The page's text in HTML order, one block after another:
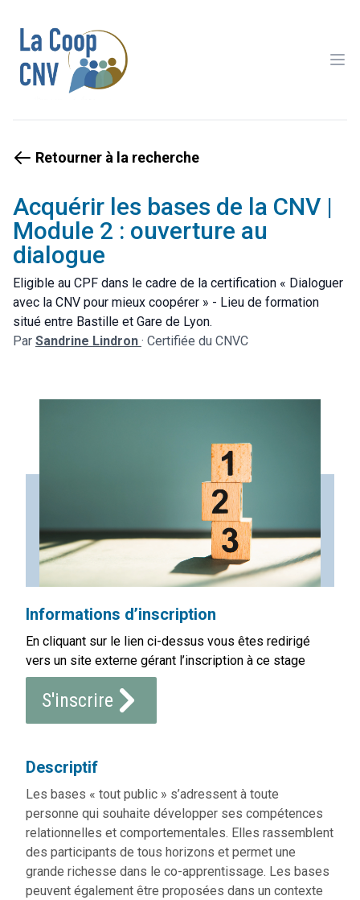
Retourner à la recherche
Acquérir les bases de la CNV |
Module 2 : ouverture au
dialogue
Eligible au CPF dans le cadre de la certification « Dialoguer
avec la CNV pour mieux coopérer » - Lieu de formation
situé entre Bastille et Gare de Lyon.
Par Sandrine Lindron · Certifiée du CNVC
Informations d’inscription
En cliquant sur le lien ci-dessus vous êtes redirigé
vers un site externe gérant l’inscription à ce stage
S'inscrire
Descriptif
Les bases « tout public » s’adressent à toute
personne qui souhaite développer ses compétences
relationnelles et comportementales. Elles rassemblent
des participants de tous horizons et permet une
grande richesse dans le co-apprentissage. Les bases
peuvent également être proposées dans un contexte